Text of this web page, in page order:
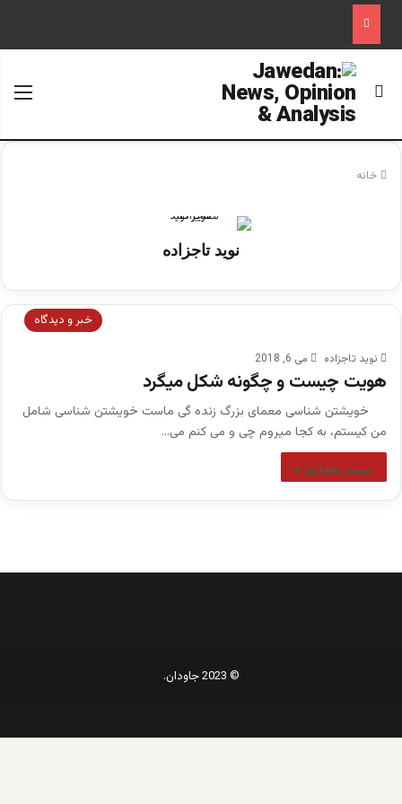
جستجو برای
خانه
نوید تاجزاده
خبر و دیدگاه
نوید تاجزاده می 6, 2018
هویت چیست و چگونه شکل میگرد
خویشتن شناسی معمای بزرگ زنده گی ماست خویشتن شناسی شامل
من کیستم، به کجا میروم چی و می کنم می…
بیشتر بخوانید »
© 2023 جاودان.